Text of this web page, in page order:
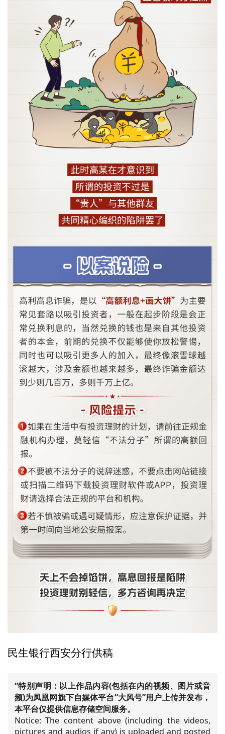
民生银行西安分行供稿
“特别声明：以上作品内容(包括在内的视频、图片或音
频)为凤凰网旗下自媒体平台“大风号”用户上传并发布，
本平台仅提供信息存储空间服务。
Notice: The content above (including the videos,
pictures and audios if any) is uploaded and posted